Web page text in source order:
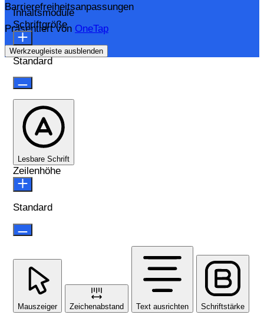
Barrierefreiheitsanpassungen
Präsentiert von OneTap
Werkzeugleiste ausblenden
Inhaltsmodule
Schriftgröße
Standard
Lesbare Schrift
Zeilenhöhe
Standard
Mauszeiger Zeichenabstand Text ausrichten Schriftstärke